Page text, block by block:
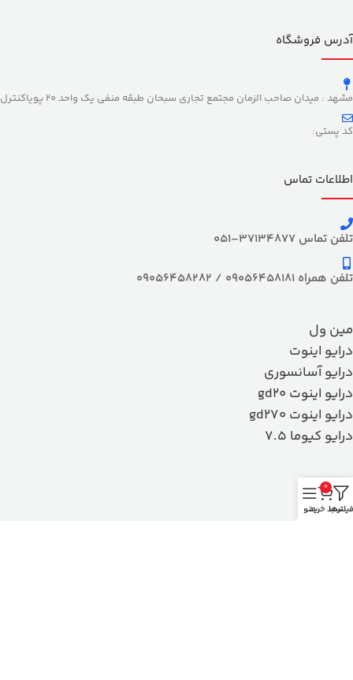
آدرس فروشگاه
مشهد : میدان صاحب الزمان مجتمع تجاری سبحان طبقه منفی یک واحد 20 پویاکنترل
کد پستی:
اطلاعات تماس
تلفن تماس 37134877–051
تلفن همراه 09056458181 / 09056458282
مین ول
درایو اینوت
درایو آسانسوری
درایو اینوت gd20
درایو اینوت gd270
درایو کیوما 7.5
فیلترها
0
سبد خریدمنو